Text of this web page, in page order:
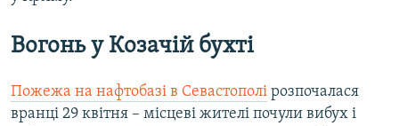
Вогонь у Козачій бухті
Пожежа на нафтобазі в Севастополі розпочалася
вранці 29 квітня – місцеві жителі почули вибух і